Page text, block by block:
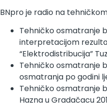
BNpro je radio na
Tehničko osmatranje
interpretacijom
“Elektrodistribucija”
Tehničko osmatranje
osmatranja po godini
Tehničko osmatranje
Hazna u Gradačacu